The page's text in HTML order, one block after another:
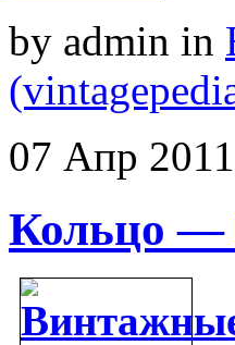
by admin in
07 Апр 2011
Кольцо —